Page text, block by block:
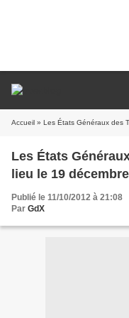
Accueil » Les États Généraux des
Les États
lieu le 19
Publié le 11/10/2012 à 21:08
Par GdX